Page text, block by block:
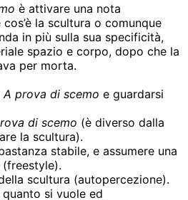
è attivare una nota
la scultura o comunque
in più sulla sua specificità,
spazio e corpo, dopo che la
per morta.
A prova di scemo e guardarsi
di scemo (è diverso dalla
la scultura).
stabile, e assumere una
scultura (autopercezione).
si vuole ed